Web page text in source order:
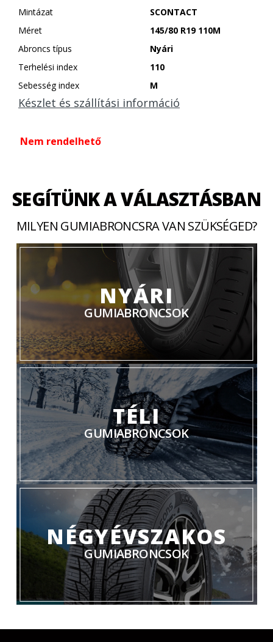
Mintázat
SCONTACT
Méret
145/80 R19 110M
Abroncs típus
Nyári
Terhelési index
110
Sebesség index
M
Készlet és szállítási információ
Nem rendelhető
SEGÍTÜNK A VÁLASZTÁSBAN
MILYEN GUMIABRONCSRA VAN SZÜKSÉGED?
NYÁRI
GUMIABRONCSOK
TÉLI
GUMIABRONCSOK
NÉGYÉVSZAKOS
GUMIABRONCSOK